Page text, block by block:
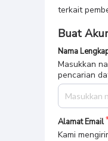
terkait
Buat
Nama
Masukkan
pencarian
Alamat Email
Kami